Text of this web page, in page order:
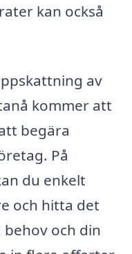
kan också
av
kommer att
begära
På
du enkelt
och hitta det
och din